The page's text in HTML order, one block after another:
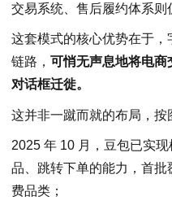
交易系统、售后履约体系则
这套模式的核心优势在于
链路， 可悄无声息地将电
对话框迁徙。
这并非一蹴而就的布局，按
2025 年 10 月，豆包已实
品、跳转下单的能力，首
费品类；